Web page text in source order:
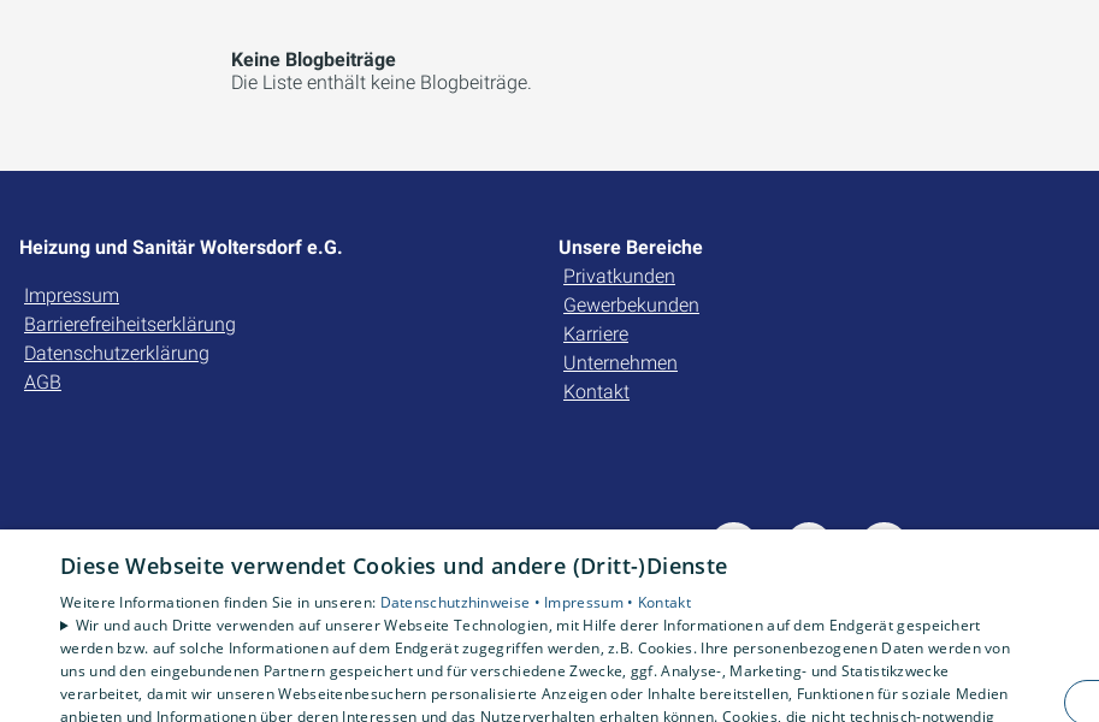
Keine Blogbeiträge
Die Liste enthält keine Blogbeiträge.
Heizung und Sanitär Woltersdorf e.G.
Impressum
Barrierefreiheitserklärung
Datenschutzerklärung
AGB
Unsere Bereiche
Privatkunden
Gewerbekunden
Karriere
Unternehmen
Kontakt
Diese Webseite verwendet Cookies und andere (Dritt-)Dienste
Weitere Informationen finden Sie in unseren: Datenschutzhinweise • Impressum • Kontakt
Wir und auch Dritte verwenden auf unserer Webseite Technologien, mit Hilfe derer Informationen auf dem Endgerät gespeichert
werden bzw. auf solche Informationen auf dem Endgerät zugegriffen werden, z.B. Cookies. Ihre personenbezogenen Daten werden von
uns und den eingebundenen Partnern gespeichert und für verschiedene Zwecke, ggf. Analyse-, Marketing- und Statistikzwecke
verarbeitet, damit wir unseren Webseitenbesuchern personalisierte Anzeigen oder Inhalte bereitstellen, Funktionen für soziale Medien
anbieten und Informationen über deren Interessen und das Nutzerverhalten erhalten können. Cookies, die nicht technisch-notwendig